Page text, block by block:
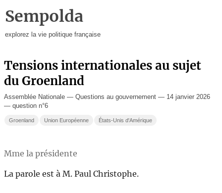
Sempolda
explorez la vie politique française
Tensions internationales au sujet
du Groenland
Assemblée Nationale — Questions au gouvernement — 14 janvier 2026
— question n°6
Groenland Union Européenne États-Unis d'Amérique
Mme la présidente
La parole est à M. Paul Christophe.